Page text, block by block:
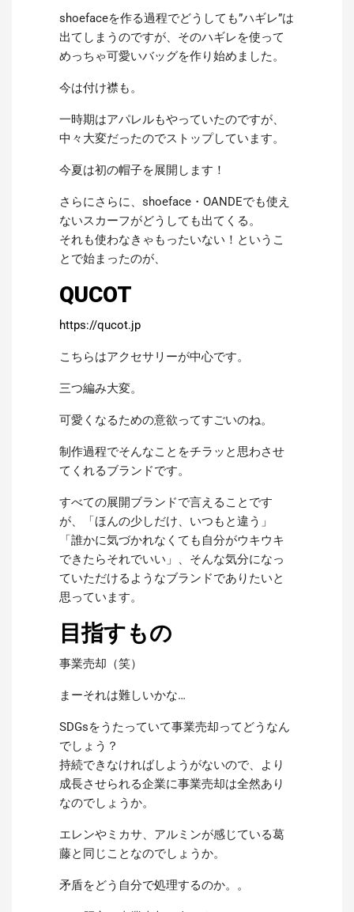
shoefaceを作る過程でどうしても”ハギレ”は
出てしまうのですが、そのハギレを使って
めっちゃ可愛いバッグを作り始めました。
今は付け襟も。
一時期はアパレルもやっていたのですが、
中々大変だったのでストップしています。
今夏は初の帽子を展開します！
さらにさらに、shoeface・OANDEでも使え
ないスカーフがどうしても出てくる。
それも使わなきゃもったいない！というこ
とで始まったのが、
QUCOT
https://qucot.jp
こちらはアクセサリーが中心です。
三つ編み大変。
可愛くなるための意欲ってすごいのね。
制作過程でそんなことをチラッと思わさせ
てくれるブランドです。
すべての展開ブランドで言えることです
が、「ほんの少しだけ、いつもと違う」
「誰かに気づかれなくても自分がウキウキ
できたらそれでいい」、そんな気分になっ
ていただけるようなブランドでありたいと
思っています。
目指すもの
事業売却（笑）
まーそれは難しいかな…
SDGsをうたっていて事業売却ってどうなん
でしょう？
持続できなければしようがないので、より
成長させられる企業に事業売却は全然あり
なのでしょうか。
エレンやミカサ、アルミンが感じている葛
藤と同じことなのでしょうか。
矛盾をどう自分で処理するのか。。